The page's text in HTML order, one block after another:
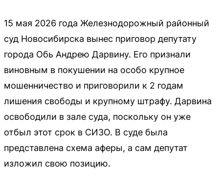
15 мая 2026 года Железнодорожный районный
суд Новосибирска вынес приговор депутату
города Обь Андрею Дарвину. Его признали
виновным в покушении на особо крупное
мошенничество и приговорили к 2 годам
лишения свободы и крупному штрафу. Дарвина
освободили в зале суда, поскольку он уже
отбыл этот срок в СИЗО. В суде была
представлена схема аферы, а сам депутат
изложил свою позицию.